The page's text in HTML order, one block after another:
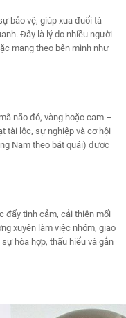
bảo vệ, giúp xua đuổi tà
Đây là lý do nhiều người
mang theo bên mình như
não đỏ, vàng hoặc cam –
tài lộc, sự nghiệp và cơ hội
Nam theo bát quái) được
đẩy tình cảm, cải thiện mối
xuyên làm việc nhóm, giao
hòa hợp, thấu hiểu và gắn